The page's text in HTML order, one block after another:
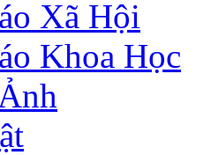
Xã Hội
Khoa Học